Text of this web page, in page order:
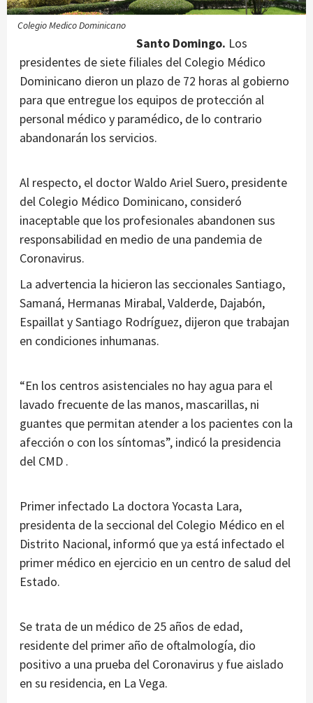
Colegio Medico Dominicano
Santo Domingo. Los
presidentes de siete filiales del Colegio Médico
Dominicano dieron un plazo de 72 horas al gobierno
para que entregue los equipos de protección al
personal médico y paramédico, de lo contrario
abandonarán los servicios.
Al respecto, el doctor Waldo Ariel Suero, presidente
del Colegio Médico Dominicano, consideró
inaceptable que los profesionales abandonen sus
responsabilidad en medio de una pandemia de
Coronavirus.
La advertencia la hicieron las seccionales Santiago,
Samaná, Hermanas Mirabal, Valderde, Dajabón,
Espaillat y Santiago Rodríguez, dijeron que trabajan
en condiciones inhumanas.
“En los centros asistenciales no hay agua para el
lavado frecuente de las manos, mascarillas, ni
guantes que permitan atender a los pacientes con la
afección o con los síntomas”, indicó la presidencia
del CMD .
Primer infectado La doctora Yocasta Lara,
presidenta de la seccional del Colegio Médico en el
Distrito Nacional, informó que ya está infectado el
primer médico en ejercicio en un centro de salud del
Estado.
Se trata de un médico de 25 años de edad,
residente del primer año de oftalmología, dio
positivo a una prueba del Coronavirus y fue aislado
en su residencia, en La Vega.